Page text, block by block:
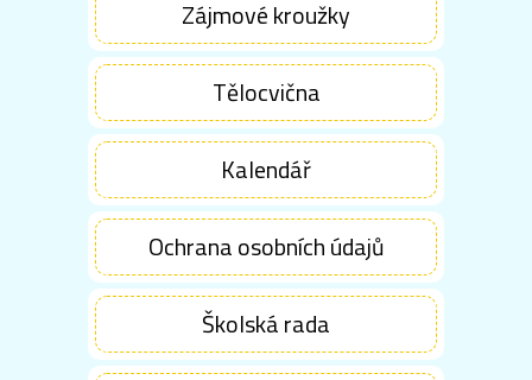
Zájmové kroužky
Tělocvična
Kalendář
Ochrana osobních údajů
Školská rada